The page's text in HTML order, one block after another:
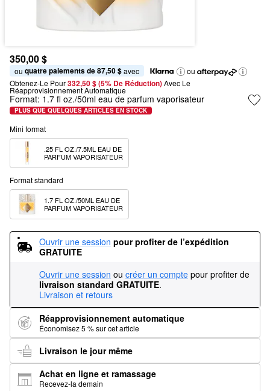
350,00 $
ou quatre paiements de 87,50 $ avec
ou
Obtenez-Le Pour332,50 $ (5% De Réduction) Avec Le
Réapprovisionnement Automatique
Format: 1.7 fl oz./50ml eau de parfum vaporisateur
PLUS QUE QUELQUES ARTICLES EN STOCK
Mini format
.25 FL OZ./7.5ML EAU DE
PARFUM VAPORISATEUR
Format standard
1.7 FL OZ./50ML EAU DE
PARFUM VAPORISATEUR
Ouvrir une session pour profiter de l’expédition
GRATUITE
Ouvrir une session ou créer un compte pour profiter de
livraison standard GRATUITE.
Livraison et retours
Réapprovisionnement automatique
Économisez 5 % sur cet article
Livraison le jour même
Achat en ligne et ramassage
Recevez-la demain